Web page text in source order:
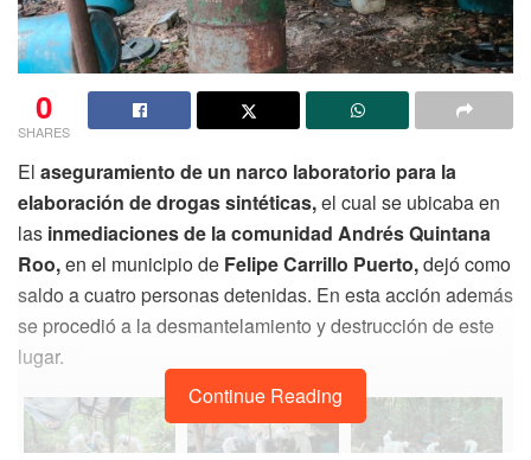
0
SHARES
El aseguramiento de un narco laboratorio para la
elaboración de drogas sintéticas,el cual se ubicaba en
las inmediaciones de la comunidad Andrés Quintana
Roo,en el municipio de Felipe Carrillo Puerto,dejó como
saldo a cuatro personas detenidas. En esta acción además
se procedió a la desmantelamiento y destrucción de este
lugar.
Continue Reading